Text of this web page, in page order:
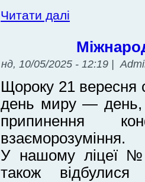
Читати далі
нд, 10/05/2025 - 12:19 |
Щороку 21 вересня
день миру — день,
припинення
взаєморозуміння.
У нашому ліцеї
також